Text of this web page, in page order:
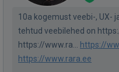
10a kogemust veebi-, UX-
tehtud veebilehed on
https://www.ra...
https://
https://www.rara.ee